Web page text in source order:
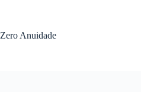
conteúdo
Zero Anuidade